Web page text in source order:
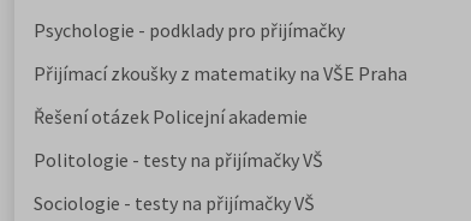
Psychologie - podklady pro přijímačky
Přijímací zkoušky z matematiky na VŠE Praha
Řešení otázek Policejní akademie
Politologie - testy na přijímačky VŠ
Sociologie - testy na přijímačky VŠ